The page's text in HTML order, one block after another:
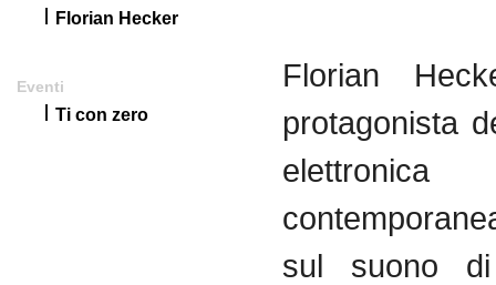
Florian Hecker
Eventi
Ti con zero
Florian
protagonista
elettronica
sul suono